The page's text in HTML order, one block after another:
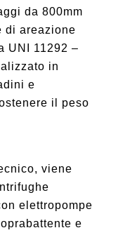
da 800mm
di areazione
UNI 11292 –
in
e
il peso
viene
elettropompe
e